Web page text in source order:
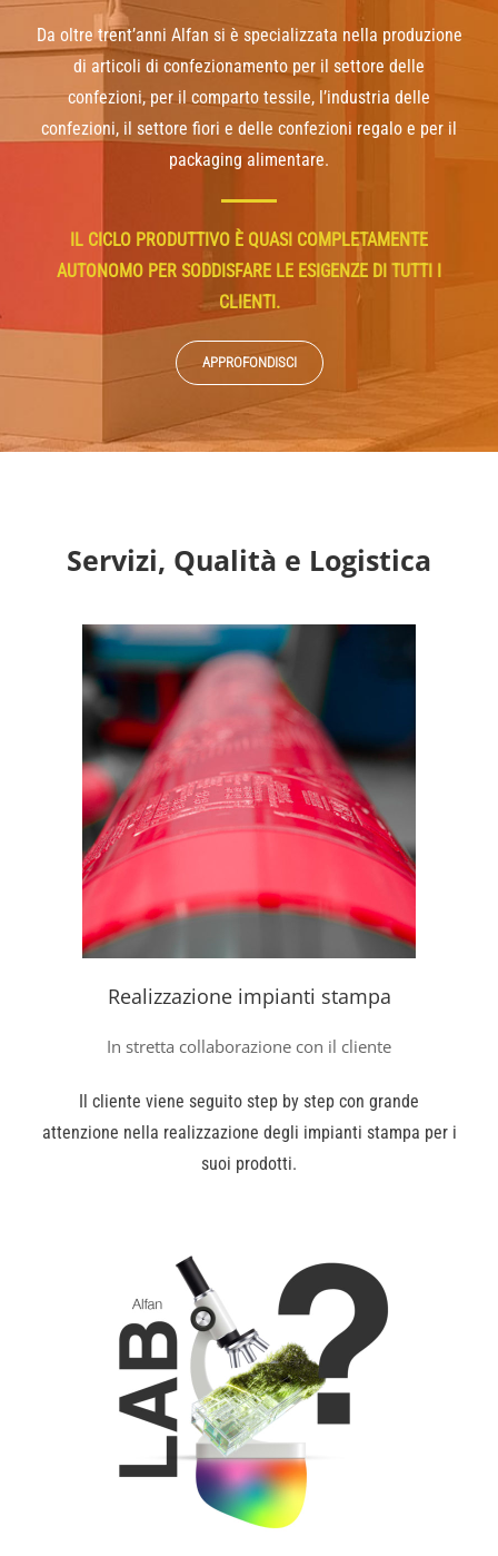
Da oltre trent’anni Alfan si è specializzata nella produzione
di articoli di confezionamento per il settore delle
confezioni, per il comparto tessile, l’industria delle
confezioni, il settore fiori e delle confezioni regalo e per il
packaging alimentare.
IL CICLO PRODUTTIVO È QUASI COMPLETAMENTE
AUTONOMO PER SODDISFARE LE ESIGENZE DI TUTTI I
CLIENTI.
APPROFONDISCI
Servizi, Qualità e Logistica
Realizzazione impianti stampa
In stretta collaborazione con il cliente
Il cliente viene seguito step by step con grande
attenzione nella realizzazione degli impianti stampa per i
suoi prodotti.